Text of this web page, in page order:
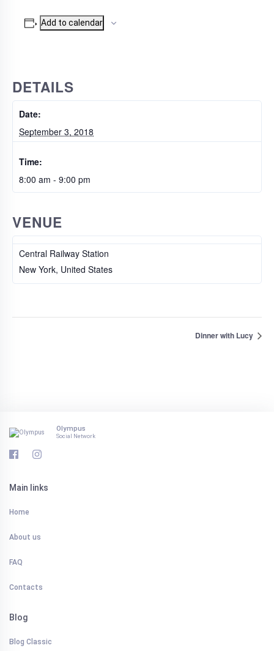
Add to calendar
DETAILS
Date:
September 3, 2018
Time:
8:00 am - 9:00 pm
VENUE
Central Railway Station
New York, United States
Dinner with Lucy
Olympus
Social Network
Main links
Home
About us
FAQ
Contacts
Blog
Blog Classic